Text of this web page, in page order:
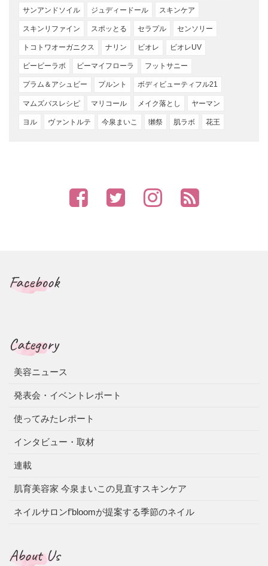
サンアンドソイル ジュディードール スキンケア
スキンリファイン スポッとる セラプル センソリー
トコトワオーガニクス ナリン ビオレ ビオレUV
ビービーラボ ビーマイフローラ フットサニー
プラム＆アシュビー プルント ボディビューティフル21
マムズバスレシピ マリコール メイク落とし ヤーマン
ヨル ヴァントルテ 今泉まいこ 獺祭 肌ラボ 花王
Facebook
Category
美容ニュース
発表会・イベントレポート
使ってみたレポート
インタビュー・取材
連載
肌育美容家 今泉まいこの見直すスキンケア
ネイルサロンf’bloomが提案する季節のネイル
About Us